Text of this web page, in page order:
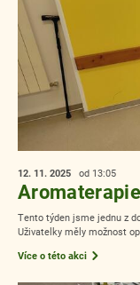
12. 11. 2025 od 13:05
Tento týden jsme jednu z
Uživatelky měly možnost
Více o této akci